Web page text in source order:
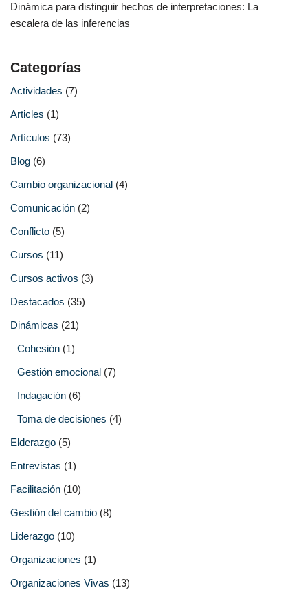
Dinámica para distinguir hechos de interpretaciones: La
escalera de las inferencias
Categorías
Actividades (7)
Articles (1)
Artículos (73)
Blog (6)
Cambio organizacional (4)
Comunicación (2)
Conflicto (5)
Cursos (11)
Cursos activos (3)
Destacados (35)
Dinámicas (21)
Cohesión (1)
Gestión emocional (7)
Indagación (6)
Toma de decisiones (4)
Elderazgo (5)
Entrevistas (1)
Facilitación (10)
Gestión del cambio (8)
Liderazgo (10)
Organizaciones (1)
Organizaciones Vivas (13)